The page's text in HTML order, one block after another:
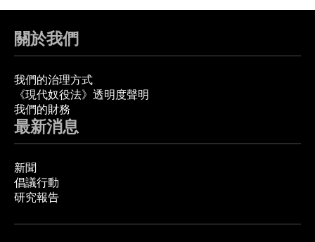
關於我們
我們的治理方式
《現代奴役法》透明度聲明
我們的財務
最新消息
新聞
倡議行動
研究報告